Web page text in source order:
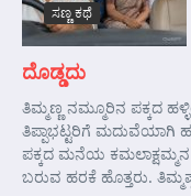
ಸಣ್ಣ ಕಥೆ
ದೊಡ್ಡದು
ತಿಮ್ಮಣ್ಣ ನಮ್ಮೂರಿನ ಪಕ್ಕದ
ತಿಪ್ಪಾಭಟ್ಟರಿಗೆ ಮದುವೆಯಾಗಿ
ಪಕ್ಕದ ಮನೆಯ
ಬರುವ ಹರಕೆ ಹೊತ್ತರು.